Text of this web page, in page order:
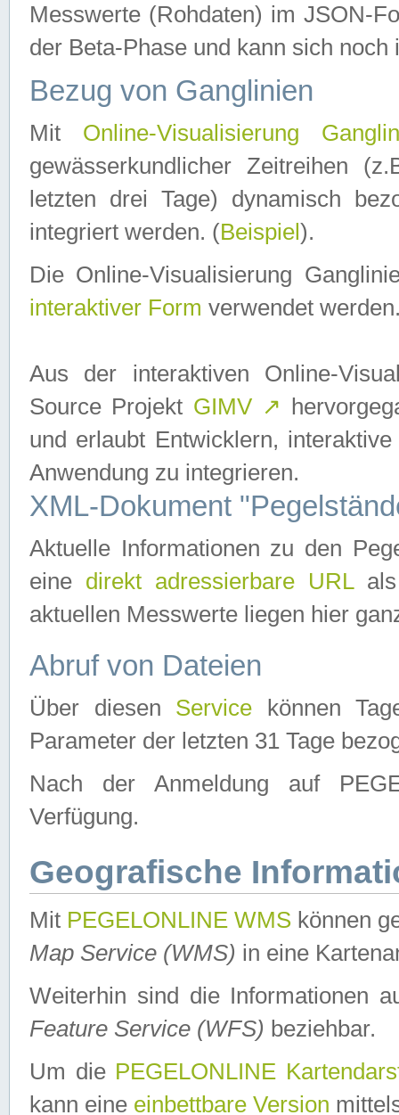
Messwerte (Rohdaten) im JSON-
der Beta-Phase und kann sich noch
Bezug von Ganglinien
Mit Online-Visualisierung
gewässerkundlicher Zeitreihen
letzten drei Tage) dynamisch
integriert werden. (Beispiel ).
Die Online-Visualisierung
interaktiver Form verwendet
Aus der interaktiven Online-
Source Projekt GIMV ↗
und erlaubt Entwicklern,
Anwendung zu integrieren.
XML-Dokument
Aktuelle Informationen zu den
eine direkt adressierbare URLals
aktuellen Messwerte liegen hier
Abruf von Dateien
Über diesen Service können
Parameter der letzten 31 Tage
Nach der Anmeldung auf
Verfügung.
Geografische
Mit PEGELONLINE WMS können
Map Service (WMS) in eine
Weiterhin sind die Informationen
Feature Service (WFS) beziehbar.
Um die PEGELONLINE
kann eine einbettbare Version